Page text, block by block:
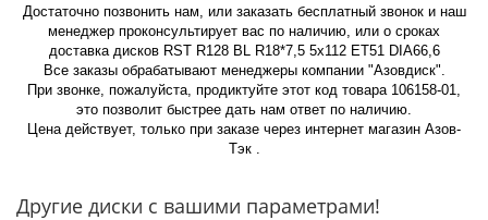
Достаточно позвонить нам, или заказать бесплатный звонок и наш
менеджер проконсультирует вас по наличию, или о сроках
доставка дисков RST R128 BL R18*7,5 5x112 ET51 DIA66,6
Все заказы обрабатывают менеджеры компании "Азовдиск".
При звонке, пожалуйста, продиктуйте этот код товара 106158-01,
это позволит быстрее дать нам ответ по наличию.
Цена действует, только при заказе через интернет магазин Азов-
Тэк .
Другие диски с вашими параметрами!